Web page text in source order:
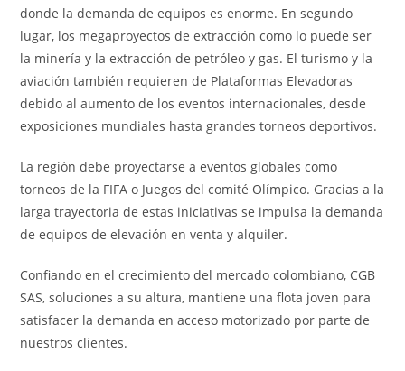
donde la demanda de equipos es enorme. En segundo
lugar, los megaproyectos de extracción como lo puede ser
la minería y la extracción de petróleo y gas. El turismo y la
aviación también requieren de Plataformas Elevadoras
debido al aumento de los eventos internacionales, desde
exposiciones mundiales hasta grandes torneos deportivos.
La región debe proyectarse a eventos globales como
torneos de la FIFA o Juegos del comité Olímpico. Gracias a la
larga trayectoria de estas iniciativas se impulsa la demanda
de equipos de elevación en venta y alquiler.
Confiando en el crecimiento del mercado colombiano, CGB
SAS, soluciones a su altura, mantiene una flota joven para
satisfacer la demanda en acceso motorizado por parte de
nuestros clientes.